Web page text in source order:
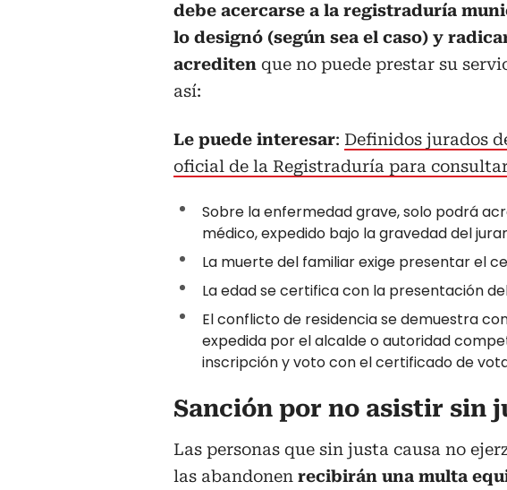
debe acercarse a la registraduría
lo designó (según sea el caso) y
acrediten que no puede prestar su
así:
Le puede interesar: Definidos jurados
oficial de la Registraduría para
Sobre la enfermedad grave, solo podrá
médico, expedido bajo la gravedad del
La muerte del familiar exige presentar el
La edad se certifica con la presentación
El conflicto de residencia se demuestra
expedida por el alcalde o autoridad
inscripción y voto con el certificado de
Sanción por no asistir sin
Las personas que sin justa causa no
las abandonen recibirán una multa